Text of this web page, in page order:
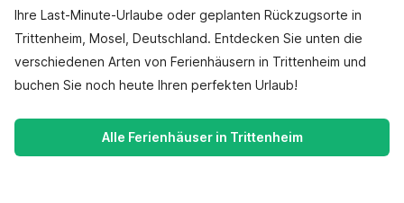
Ihre Last-Minute-Urlaube oder geplanten Rückzugsorte in
Trittenheim, Mosel, Deutschland. Entdecken Sie unten die
verschiedenen Arten von Ferienhäusern in Trittenheim und
buchen Sie noch heute Ihren perfekten Urlaub!
Alle Ferienhäuser in Trittenheim